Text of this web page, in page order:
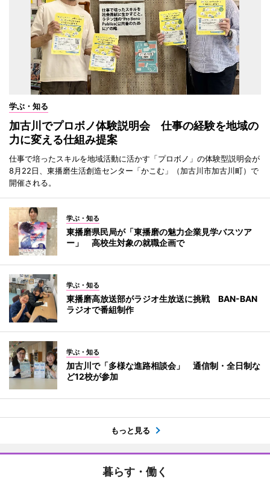
学ぶ・知る
加古川でプロボノ体験説明会 仕事の経験を地域の
力に変える仕組み提案
仕事で培ったスキルを地域活動に活かす「プロボノ」の体験型説明会が
8月22日、東播磨生活創造センター「かこむ」（加古川市加古川町）で
開催される。
学ぶ・知る
東播磨県民局が「東播磨の魅力企業見学バスツア
ー」 高校生対象の就職企画で
学ぶ・知る
東播磨高放送部がラジオ生放送に挑戦 BAN-BAN
ラジオで番組制作
学ぶ・知る
加古川で「多様な進路相談会」 通信制・全日制な
ど12校が参加
もっと見る
暮らす・働く